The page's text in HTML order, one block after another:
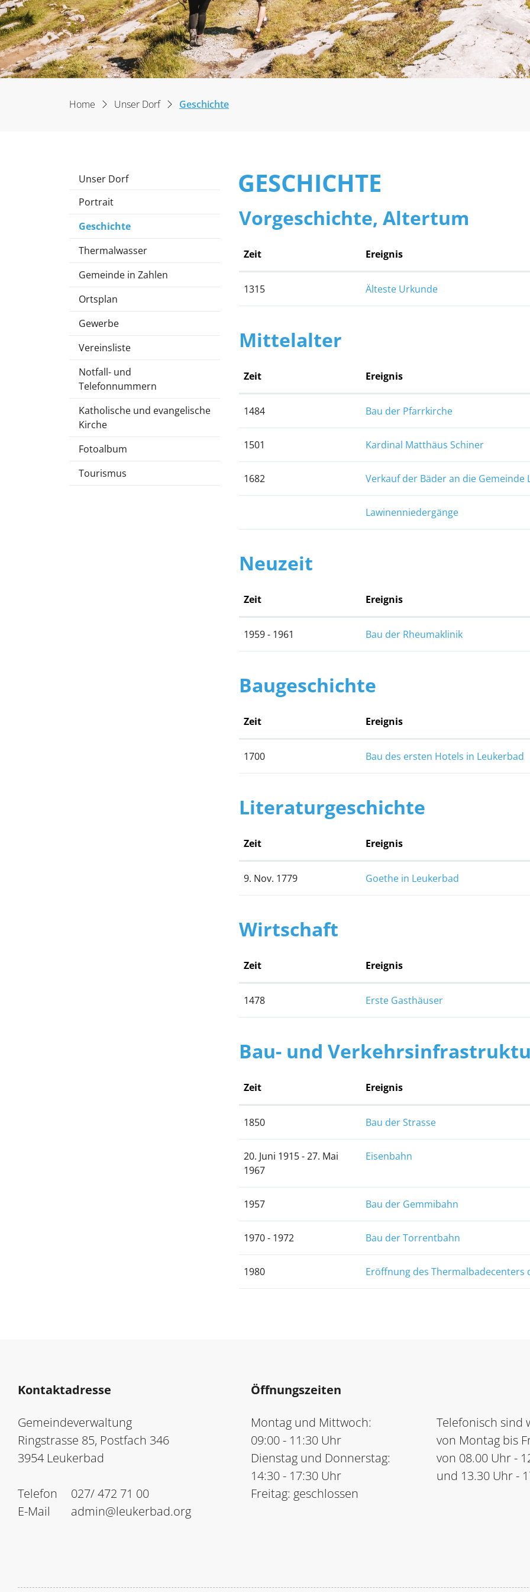
Home Unser Dorf Geschichte(ausgewählt)
Unser Dorf
Portrait
Geschichte
(ausgewählt)
Thermalwasser
Gemeinde in Zahlen
Ortsplan
Gewerbe
Vereinsliste
Notfall- und
Telefonnummern
Katholische und evangelische
Kirche
Fotoalbum
Tourismus
GESCHICHTE
Vorgeschichte, Altertum
Zeit Ereignis
1315 Älteste Urkunde
Mittelalter
Zeit Ereignis
1484 Bau der Pfarrkirche
1501 Kardinal Matthäus Schiner
1682 Verkauf der Bäder an die Gemeinde
Lawinenniedergänge
Neuzeit
Zeit Ereignis
1959 - 1961 Bau der Rheumaklinik
Baugeschichte
Zeit Ereignis
1700 Bau des ersten Hotels in Leukerbad
Literaturgeschichte
Zeit Ereignis
9. Nov. 1779 Goethe in Leukerbad
Wirtschaft
Zeit Ereignis
1478 Erste Gasthäuser
Bau- und
Zeit Ereignis
1850 Bau der Strasse
20. Juni 1915 - 27. Mai
1967
Eisenbahn
1957 Bau der Gemmibahn
1970 - 1972 Bau der Torrentbahn
1980 Eröffnung des Thermalbadecenters
Kontaktadresse
Gemeindeverwaltung
Ringstrasse 85, Postfach 346
3954 Leukerbad
Telefon
027/ 472 71 00
E-Mail
admin@leukerbad.org
Öffnungszeiten
Montag und Mittwoch:
09:00 - 11:30 Uhr
Dienstag und Donnerstag:
14:30 - 17:30 Uhr
Freitag: geschlossen
Telefonisch sind
von Montag bis
von 08.00 Uhr -
und 13.30 Uhr -